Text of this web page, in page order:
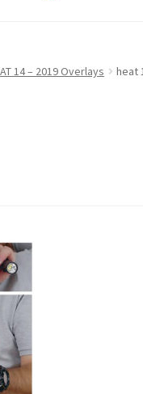
14 – 2019 Overlays heat